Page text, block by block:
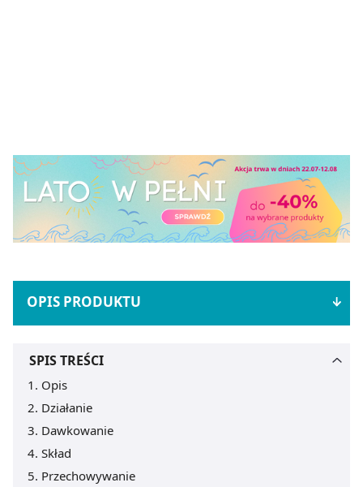
OPIS PRODUKTU
SPIS TREŚCI
Opis
Działanie
Dawkowanie
Skład
Przechowywanie